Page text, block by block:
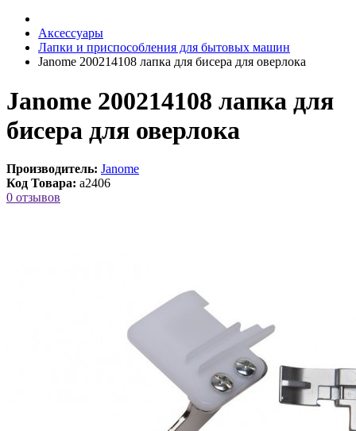
Аксессуары
Лапки и приспособления для бытовых машин
Janome 200214108 лапка для бисера для оверлока
Janome 200214108 лапка для
бисера для оверлока
Производитель: Janome
Код Товара: a2406
0 отзывов